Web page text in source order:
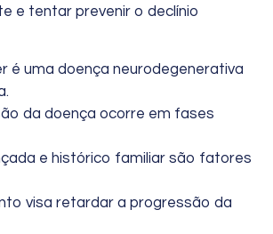
e tentar prevenir o declínio
é uma doença neurodegenerativa
da doença ocorre em fases
e histórico familiar são fatores
visa retardar a progressão da